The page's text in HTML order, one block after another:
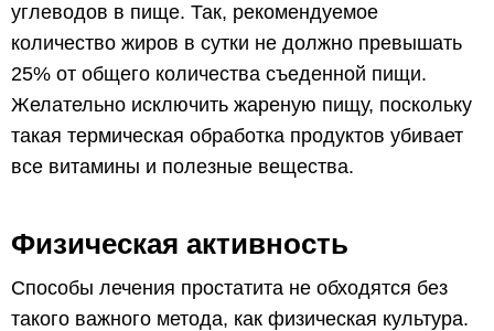
углеводов в пище. Так, рекомендуемое
количество жиров в сутки не должно превышать
25% от общего количества съеденной пищи.
Желательно исключить жареную пищу, поскольку
такая термическая обработка продуктов убивает
все витамины и полезные вещества.
Физическая активность
Способы лечения простатита не обходятся без
такого важного метода, как физическая культура.